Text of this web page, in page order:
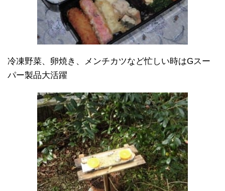
冷凍野菜、卵焼き、メンチカツなど忙しい時はGスー
パー製品大活躍